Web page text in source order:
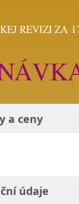
REVIZI ZA
a ceny
údaje